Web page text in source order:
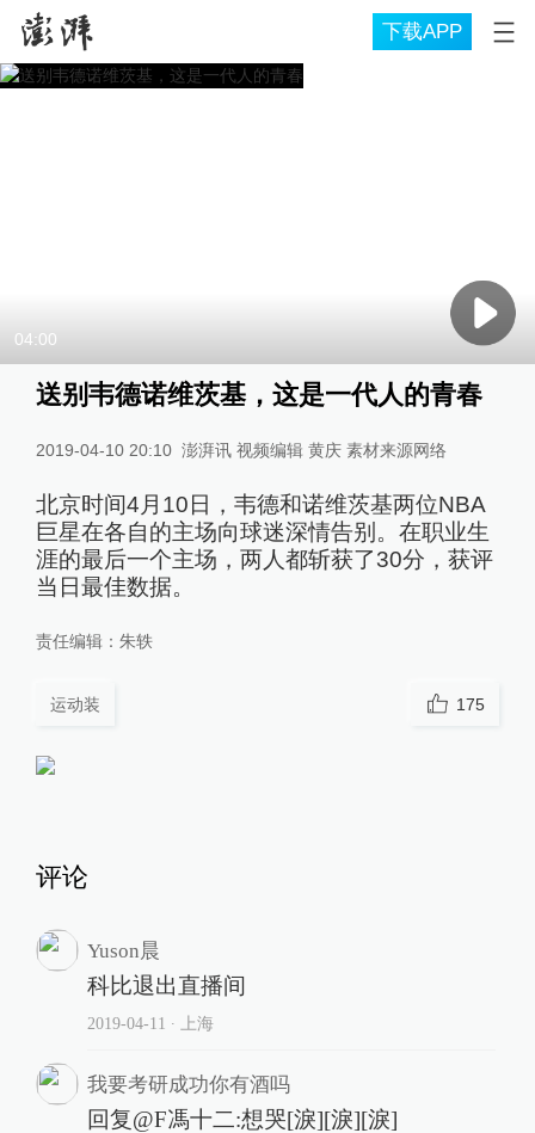
下载APP
04:00
送别韦德诺维茨基，这是一代人的青春
2019-04-10 20:10 澎湃讯 视频编辑 黄庆 素材来源网络
北京时间4月10日，韦德和诺维茨基两位NBA
巨星在各自的主场向球迷深情告别。在职业生
涯的最后一个主场，两人都斩获了30分，获评
当日最佳数据。
责任编辑： 朱轶
运动装 175
评论
Yuson晨
科比退出直播间
2019-04-11 ∙ 上海
我要考研成功你有酒吗
回复@F馮十二:想哭[淚][淚][淚]